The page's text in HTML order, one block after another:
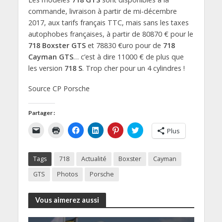
commande, livraison à partir de mi-décembre
2017, aux tarifs français TTC, mais sans les taxes
autophobes françaises, à partir de 80870 € pour le
718 Boxster GTSet 78830 €uro pour de 718
Cayman GTS… c’est à dire 11000 € de plus que
les version 718 S. Trop cher pour un 4 cylindres !
Source CP Porsche
Partager :
u
e
r
p
r
e
n
o
u
e
p
r
i
m
r
C
l
u
e
r
p
a
t
C
l
u
e
p
r
a
t
C
l
u
e
a
t
C
l
e
a
t
Plus
Tags 718 Actualité Boxster
Cayman
GTS
Photos Porsche
Vous aimerez aussi